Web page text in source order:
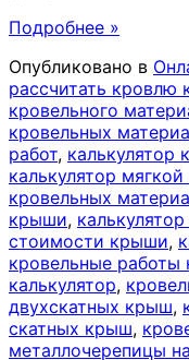
Подробнее »
Опубликовано в
рассчитать кровлю
кровельного
кровельных
работ, калькулятор
калькулятор
кровельных
крыши,
стоимости крыши,
кровельные работы
калькулятор,
двухскатных крыш,
скатных крыш,
металлочерепицы